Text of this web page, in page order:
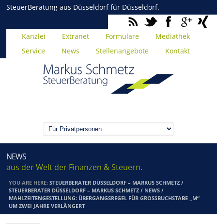
SteuerBeratung aus Düsseldorf für Düsseldorf.
Kanzlei Extranet Formulare
Mediathek
Service
News Stellenangebote Kontakt
NEWS
aus der Welt der Finanzen & Steuern.
YOU ARE HERE:STEUERBERATER DÜSSELDORF – MARKUS SCHMETZ /
STEUERBERATER DÜSSELDORF – MARKUS SCHMETZ / NEWS /
MAHLZEITENGESTELLUNG: ÜBERGANGSREGEL FÜR GROSSBUCHSTABE „M“ U
M ZWEI JAHRE VERLÄNGERT